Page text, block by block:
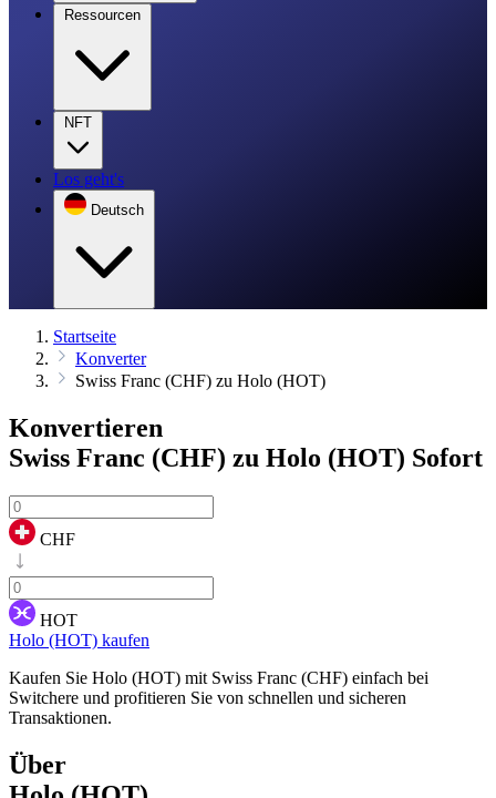
Ressourcen
NFT
Los geht's
Deutsch
Startseite
Konverter
Swiss Franc (CHF) zu Holo (HOT)
Konvertieren
Swiss Franc (CHF) zu Holo (HOT) Sofort
CHF
HOT
Holo (HOT) kaufen
Kaufen Sie Holo (HOT) mit Swiss Franc (CHF) einfach bei
Switchere und profitieren Sie von schnellen und sicheren
Transaktionen.
Über